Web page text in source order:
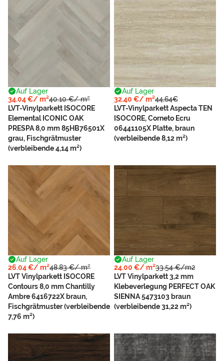
Auf Lager
34.04 €/ m²40.10 €/ m²
LVT-Vinylparkett ISOCORE
Elemental ICONIC OAK
PRESPA 8,0 mm 85HB76501X
grau, Fischgrätmuster
(verbleibende 4,14 m²)
Auf Lager
32.40 €/ m²44,64€
LVT-Vinylparkett Aspecta TEN
ISOCORE, Corneto Ecru
06441105X Platte, braun
(verbleibende 8,12 m²)
Auf Lager
26.04 €/ m²48.83 €/ m²
LVT Vinylparkett ISOCORE
Contours 8,0 mm Chantilly
Ambre 6416722X braun,
Fischgrätmuster (verbleibende
7,76 m²)
Auf Lager
24.00 €/ m²33.54 €/m2
LVT Vinylparkett 3,2 mm
Klebeverlegung PERFECT OAK
SIENNA 5473103 braun
(verbleibende 31,22 m²)